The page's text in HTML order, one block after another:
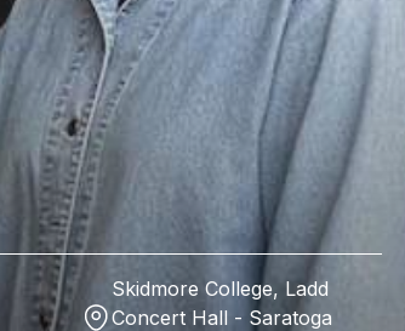
Skidmore College, Ladd
Concert Hall - Saratoga